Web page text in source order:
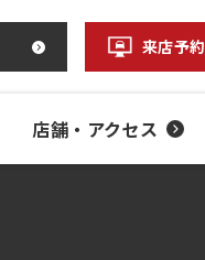
来店予約
店舗・アクセス